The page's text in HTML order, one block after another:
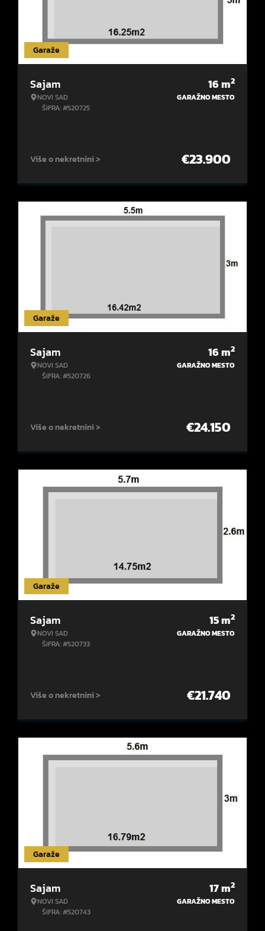
Garaže
Sajam
NOVI SAD
ŠIFRA: #520725
16m2
GARAŽNO MESTO
Više o nekretnini > €23.900
Garaže
Sajam
NOVI SAD
ŠIFRA: #520726
16m2
GARAŽNO MESTO
Više o nekretnini > €24.150
Garaže
Sajam
NOVI SAD
ŠIFRA: #520733
15m2
GARAŽNO MESTO
Više o nekretnini > €21.740
Garaže
Sajam
NOVI SAD
ŠIFRA: #520743
17m2
GARAŽNO MESTO